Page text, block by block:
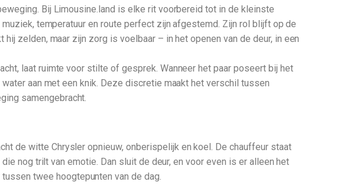
Bij Limousine.land is elke rit voorbereid tot in de kleinste
temperatuur en route perfect zijn afgestemd. Zijn rol blijft op de
zelden, maar zijn zorg is voelbaar – in het openen van de deur, in een
laat ruimte voor stilte of gesprek. Wanneer het paar poseert bij het
aan met een knik. Deze discretie maakt het verschil tussen
samengebracht.
de witte Chrysler opnieuw, onberispelijk en koel. De chauffeur staat
nog trilt van emotie. Dan sluit de deur, en voor even is er alleen het
twee hoogtepunten van de dag.